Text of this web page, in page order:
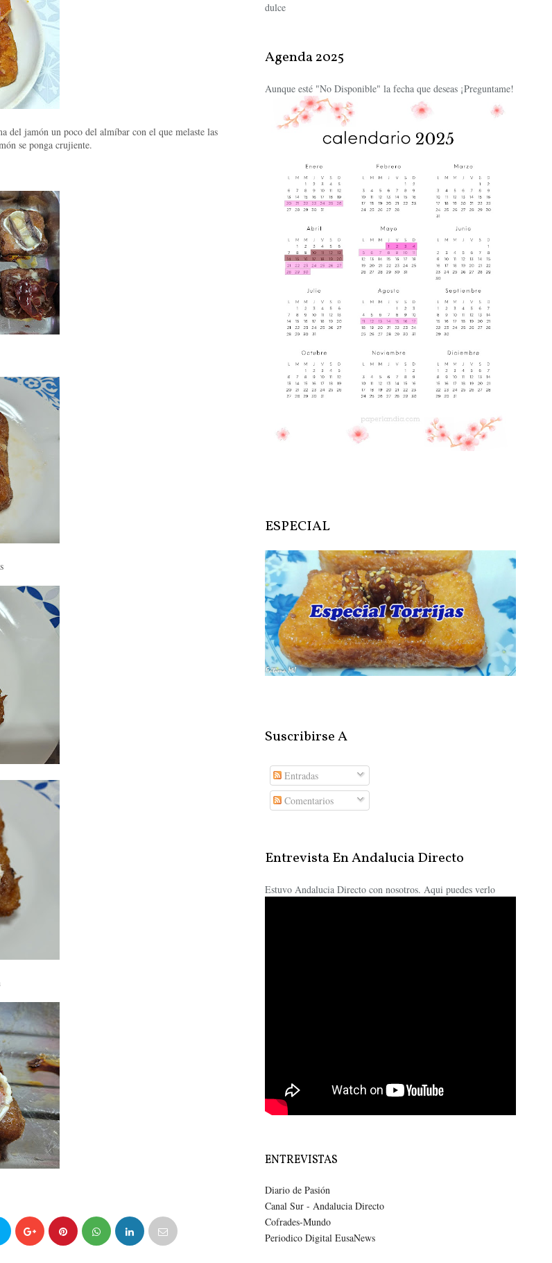
del jamón un poco del almíbar con el que melaste las
se ponga crujiente.
dulce
Agenda 2025
Aunque esté "No Disponible" la fecha que deseas ¡Preguntame!
ESPECIAL
Suscribirse A
Entradas
Comentarios
Entrevista En Andalucia Directo
Estuvo Andalucia Directo con nosotros. Aqui puedes verlo
ENTREVISTAS
Diario de Pasión
Canal Sur - Andalucia Directo
Cofrades-Mundo
Periodico Digital EusaNews